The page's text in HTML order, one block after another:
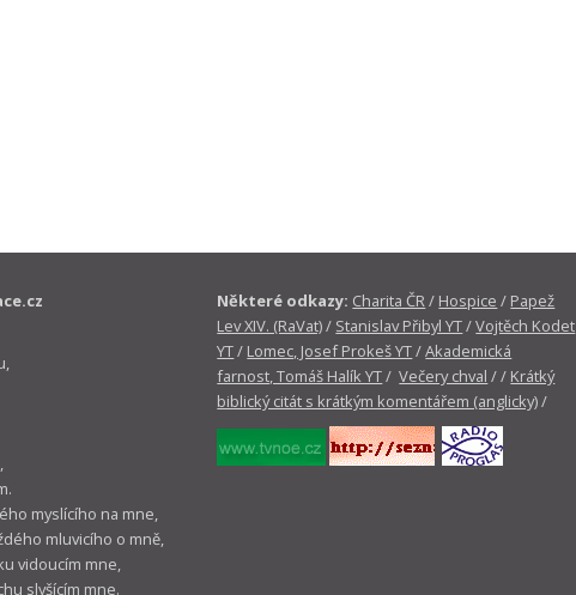
myslícího na mne,
mluvicího o mně,
vidoucím mne,
slyšícím mne.
Některé odkazy: Charita ČR/ Hospice / Papež
Lev XIV. (RaVat)/ Stanislav Přibyl YT/Vojtěch Kodet
YT/ Lomec, Josef Prokeš YT/Akademická
farnost, Tomáš Halík YT/Večery chval / / Krátký
biblický citát s krátkým komentářem (anglicky)/